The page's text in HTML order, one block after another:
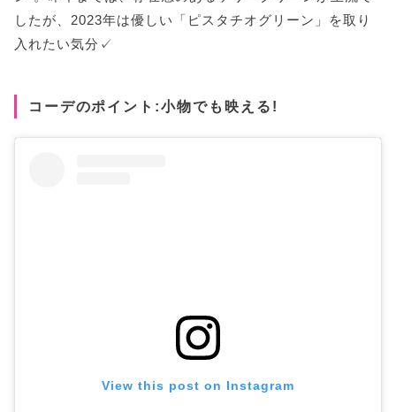
したが、2023年は優しい「ピスタチオグリーン」を取り
入れたい気分✓
コーデのポイント:小物でも映える!
View this post on Instagram